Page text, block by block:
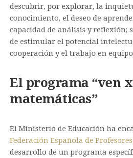
descubrir, por explorar, la
conocimiento, el deseo de
capacidad de análisis y reflexión;
de estimular el potencial
cooperación y el trabajo en
El programa “ven
matemáticas”
El Ministerio de Educación ha
Federación Española de
desarrollo de un programa